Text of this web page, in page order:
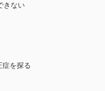
きない
を探る